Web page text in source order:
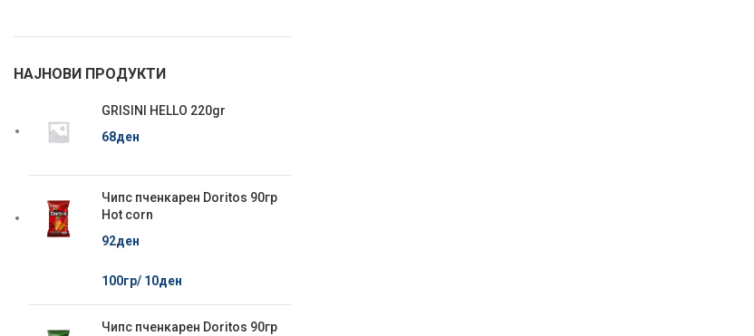
НАЈНОВИ ПРОДУКТИ
GRISINI HELLO 220gr
68ден
Чипс пченкарен Doritos 90гр
Hot corn
92ден
100гр/ 10ден
Чипс пченкарен Doritos 90гр